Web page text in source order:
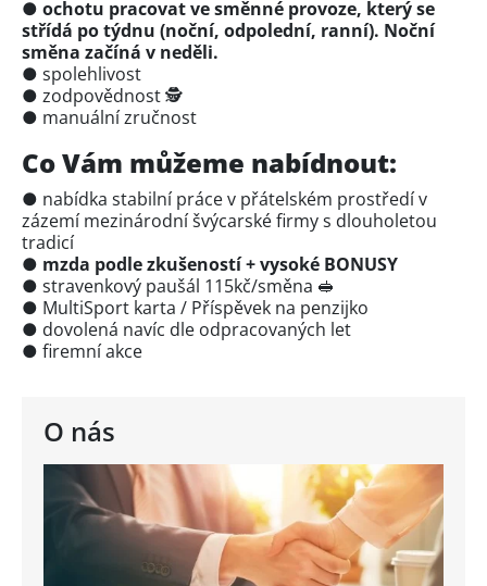
O nás
● ochotu pracovat ve směnné provoze, který se
střídá po týdnu (noční, odpolední, ranní). Noční
směna začíná v neděli.
● spolehlivost
● zodpovědnost 🕵️
● manuální zručnost
Co Vám můžeme nabídnout:
● nabídka stabilní práce v přátelském prostředí v
zázemí mezinárodní švýcarské firmy s dlouholetou
tradicí
● mzda podle zkušeností + vysoké BONUSY
● stravenkový paušál 115kč/směna 🥪
● MultiSport karta / Příspěvek na penzijko
● dovolená navíc dle odpracovaných let
● firemní akce